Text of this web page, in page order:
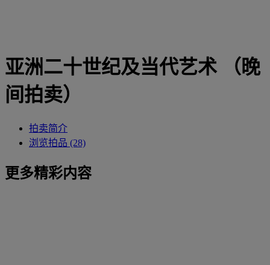
亚洲二十世纪及当代艺术 （晚
间拍卖）
拍卖简介
浏览拍品 (28)
更多精彩内容